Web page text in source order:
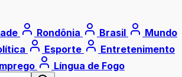
Rondônia Brasil
Mundo
Esporte
Entretenimento
Língua de Fogo